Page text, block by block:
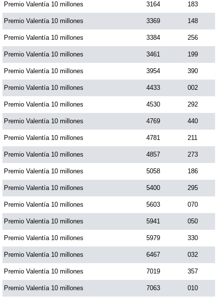
Premio Valentía 10 millones 3164 183
Premio Valentía 10 millones 3369 148
Premio Valentía 10 millones 3384 256
Premio Valentía 10 millones 3461 199
Premio Valentía 10 millones 3954 390
Premio Valentía 10 millones 4433 002
Premio Valentía 10 millones 4530 292
Premio Valentía 10 millones 4769 440
Premio Valentía 10 millones 4781 211
Premio Valentía 10 millones 4857 273
Premio Valentía 10 millones 5058 186
Premio Valentía 10 millones 5400 295
Premio Valentía 10 millones 5603 070
Premio Valentía 10 millones 5941 050
Premio Valentía 10 millones 5979 330
Premio Valentía 10 millones 6467 032
Premio Valentía 10 millones 7019 357
Premio Valentía 10 millones 7063 010